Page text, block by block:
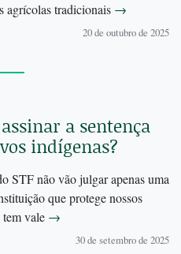
agrícolas tradicionais →
20 de outubro de 2025
a sentença
indígenas?
STF não vão julgar apenas uma
que protege nossos
vale →
30 de setembro de 2025